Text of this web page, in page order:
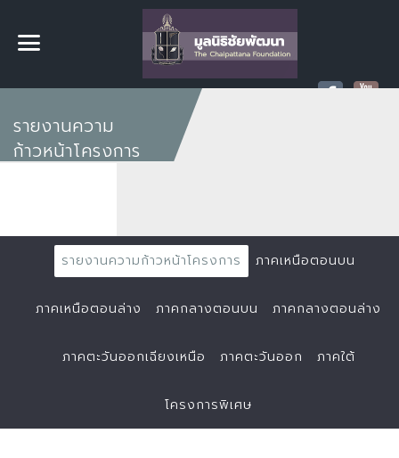
รายงานความ
ก้าวหน้าโครงการ
รายงานความก้าวหน้าโครงการ ภาคเหนือตอนบน
ภาคเหนือตอนล่าง ภาคกลางตอนบน ภาคกลางตอนล่าง
ภาคตะวันออกเฉียงเหนือ ภาคตะวันออก ภาคใต้
โครงการพิเศษ